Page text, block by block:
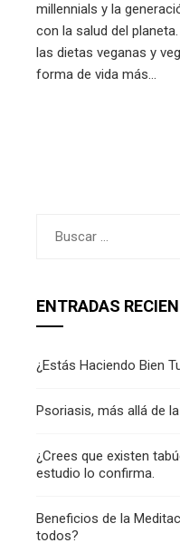
millennials y la
con la salud del
las dietas veganas y
forma de vida más…
ENTRADAS
¿Estás Haciendo Bien
Psoriasis, más allá de la
¿Crees que existen
estudio lo confirma.
Beneficios de la
todos?